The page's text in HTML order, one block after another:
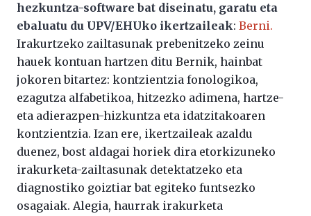
hezkuntza-software bat diseinatu, garatu eta
ebaluatu du UPV/EHUko ikertzaileak: Berni.
Irakurtzeko zailtasunak prebenitzeko zeinu
hauek kontuan hartzen ditu Bernik, hainbat
jokoren bitartez: kontzientzia fonologikoa,
ezagutza alfabetikoa, hitzezko adimena, hartze-
eta adierazpen-hizkuntza eta idatzitakoaren
kontzientzia. Izan ere, ikertzaileak azaldu
duenez, bost aldagai horiek dira etorkizuneko
irakurketa-zailtasunak detektatzeko eta
diagnostiko goiztiar bat egiteko funtsezko
osagaiak. Alegia, haurrak irakurketa